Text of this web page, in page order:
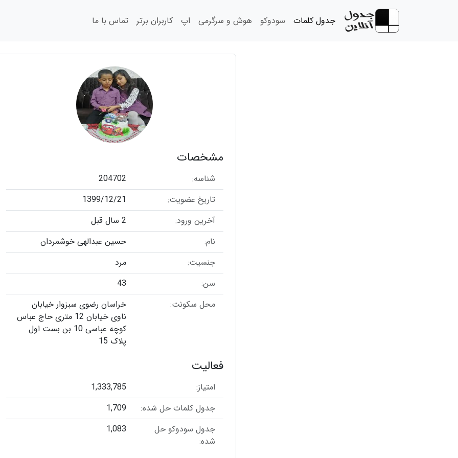
جدول کلمات سودوکو هوش و سرگرمی اپ کاربران برتر تماس با ما
مشخصات
شناسه:
204702
تاریخ عضویت:
1399/12/21
آخرین ورود:
2 سال قبل
نام:
حسین عبدالهی خوشمردان
جنسیت:
مرد
سن:
43
محل سکونت:
خراسان رضوی سبزوار خیابان
ناوی خیابان 12 متری حاج عباس
کوچه عباسی 10 بن بست اول
پلاک 15
فعالیت
امتیاز:
1,333,785
جدول کلمات حل شده:
1,709
جدول سودوکو حل
شده:
1,083